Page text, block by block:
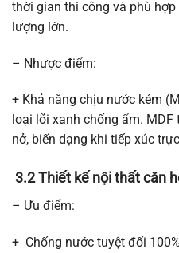
thời gian thi công và phù
lượng lớn.
– Nhược điểm:
+ Khả năng chịu nước kém
loại lõi xanh chống ẩm.
nở, biến dạng khi tiếp xúc
3.2 Thiết kế nội thất căn
– Ưu điểm:
+ Chống nước tuyệt đối